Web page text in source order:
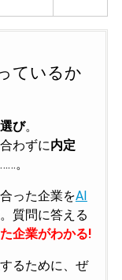
ているか
び。
わずに内定
。
った企業をAI
質問に答える
企業がわかる!
るために、ぜ